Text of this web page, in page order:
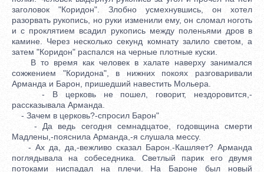
заголовок "Коридон". Злобно усмехнувшись, он хотел
разорвать рукопись, но руки изменили ему, он сломал ноготь
и с проклятием всадил рукопись между поленьями дров в
камине. Через несколько секунд комнату залило светом, а
затем "Коридон" распался на черные плотные куски.
В то время как человек в халате наверху занимался
сожжением "Коридона", в нижних покоях разговаривали
Арманда и Барон, пришедший навестить Мольера.
- В церковь не пошел, говорит, нездоровится,-
рассказывала Арманда.
- Зачем в церковь?-спросил Барон"
- Да ведь сегодня семнадцатое, годовщина смерти
Мадлены,-пояснила Арманда,-я слушала мессу.
- Ах да, да,-вежливо сказал Барон.-Кашляет? Арманда
поглядывала на собеседника. Светлый парик его двумя
потоками ниспадал на плечи. На Бароне был новый